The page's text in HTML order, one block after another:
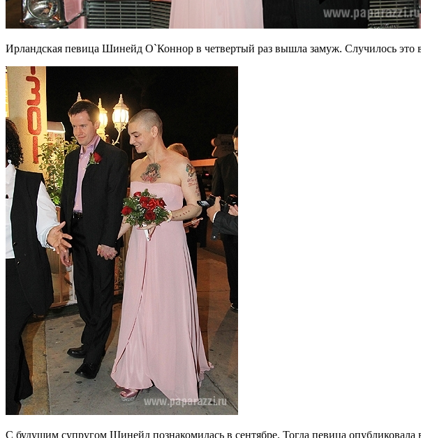
Ирландская певица Шинейд О`Коннор в четвертый раз вышла замуж. Случилось это в
С будущим супругом Шинейд познакомилась в сентябре. Тогда певица